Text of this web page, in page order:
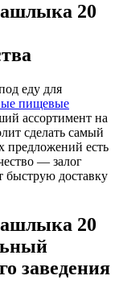
20
еду для
пищевые
ассортимент на
сделать самый
есть
— залог
быструю доставку
20
заведения